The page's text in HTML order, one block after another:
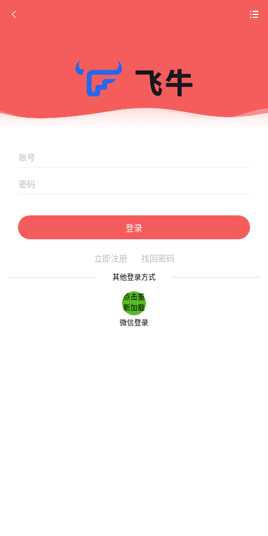
登录
立即注册 找回密码
其他登录方式
点击重
新加载
微信登录